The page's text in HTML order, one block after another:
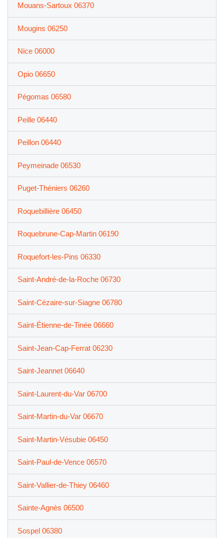
Mouans-Sartoux 06370
Mougins 06250
Nice 06000
Opio 06650
Pégomas 06580
Peille 06440
Peillon 06440
Peymeinade 06530
Puget-Théniers 06260
Roquebillière 06450
Roquebrune-Cap-Martin 06190
Roquefort-les-Pins 06330
Saint-André-de-la-Roche 06730
Saint-Cézaire-sur-Siagne 06780
Saint-Étienne-de-Tinée 06660
Saint-Jean-Cap-Ferrat 06230
Saint-Jeannet 06640
Saint-Laurent-du-Var 06700
Saint-Martin-du-Var 06670
Saint-Martin-Vésubie 06450
Saint-Paul-de-Vence 06570
Saint-Vallier-de-Thiey 06460
Sainte-Agnès 06500
Sospel 06380